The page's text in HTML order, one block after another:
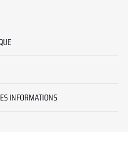
INFORMATIONS